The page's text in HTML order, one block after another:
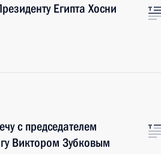
Египта Хосни
с председателем
Виктором Зубковым